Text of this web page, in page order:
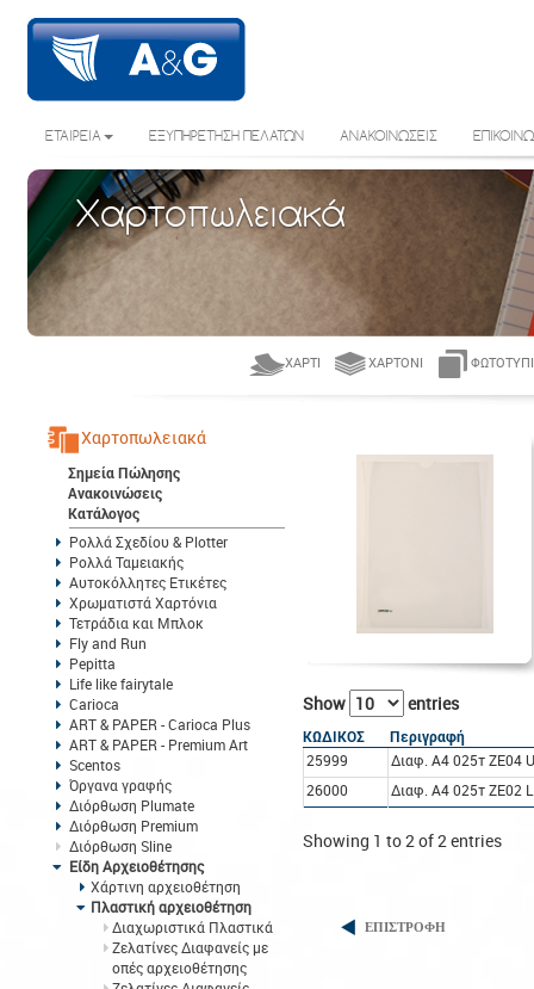
ΕΤΑΙΡΕΙΑ ΕΞΥΠΗΡΕΤΗΣΗ ΠΕΛΑΤΩΝ ΑΝΑΚΟΙΝΩΣΕΙΣ
Χαρτοπωλειακά
ΧΑΡΤΊ ΧΑΡΤΌΝΙ
Χαρτοπωλειακά
Σημεία Πώλησης
Ανακοινώσεις
Κατάλογος
Ρολλά Σχεδίου & Plotter
Ρολλά Ταμειακής
Αυτοκόλλητες Ετικέτες
Χρωματιστά Χαρτόνια
Τετράδια και Μπλοκ
Fly and Run
Pepitta
Life like fairytale
Carioca
ART & PAPER - Carioca Plus
ART & PAPER - Premium Art
Scentos
Όργανα γραφής
Διόρθωση Plumate
Διόρθωση Premium
Διόρθωση Sline
Είδη Αρχειοθέτησης
Χάρτινη αρχειοθέτηση
Πλαστική αρχειοθέτηση
Διαχωριστικά Πλαστικά
Ζελατίνες Διαφανείς με
οπές αρχειοθέτησης
Show entries
ΚΩΔΙΚΟΣ
Περιγραφή
25999
Διαφ. A4 025τ ZE04
26000
Διαφ. A4 025τ ZE02
Showing 1 to 2 of 2 entries
ΕΠΙΣΤΡΟΦΗ